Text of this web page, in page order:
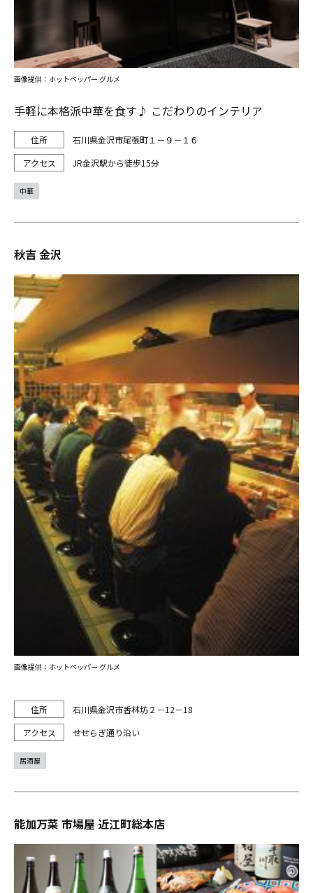
手軽に本格派中華を食す♪ こだわりのインテリア
石川県金沢市尾張町１－９－１６
JR金沢駅から徒歩15分
画像提供：ホットペッパー グルメ
中華
秋吉 金沢
石川県金沢市香林坊２－12－18
せせらぎ通り沿い
画像提供：ホットペッパー グルメ
居酒屋
能加万菜 市場屋 近江町総本店